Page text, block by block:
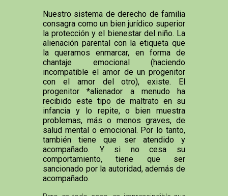
Nuestro sistema de derecho de familia
consagra como un bien jurídico superior
la protección y el bienestar del niño. La
alienación parental con la etiqueta que
la queramos enmarcar, en forma de
chantaje emocional (haciendo
incompatible el amor de un progenitor
con el amor del otro), existe. El
progenitor *alienador a menudo ha
recibido este tipo de maltrato en su
infancia y lo repite, o bien muestra
problemas, más o menos graves, de
salud mental o emocional. Por lo tanto,
también tiene que ser atendido y
acompañado. Y si no cesa su
comportamiento, tiene que ser
sancionado por la autoridad, además de
acompañado.